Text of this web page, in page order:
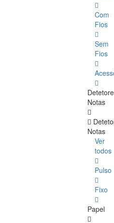
Com
Fios
Sem
Fios
Notas
Notas
Ver
todos
Pulso
Fixo
Papel